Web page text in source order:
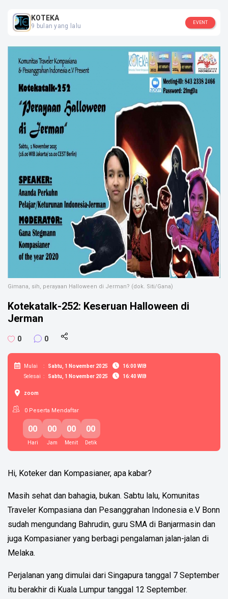
SOSIAL MEDIA
KOTEKA
9 bulan yang lalu
EVENT
Gimana, sih, perayaan Halloween di Jerman? (dok. Siti/Gana)
Kotekatalk-252: Keseruan Halloween di
Jerman
0 0
Mulai : Sabtu, 1 November 2025
16:00 WIB
Selesai : Sabtu, 1 November 2025 16:40 WIB
zoom
00 00 00 00
Hari Jam Menit Detik
0 Peserta Mendaftar
Hi, Koteker dan Kompasianer, apa kabar?
Masih sehat dan bahagia, bukan. Sabtu lalu, Komunitas
Traveler Kompasiana dan Pesanggrahan Indonesia e.V Bonn
sudah mengundang Bahrudin, guru SMA di Banjarmasin dan
juga Kompasianer yang berbagi pengalaman jalan-jalan di
Melaka.
Perjalanan yang dimulai dari Singapura tanggal 7 September
itu berakhir di Kuala Lumpur tanggal 12 September.